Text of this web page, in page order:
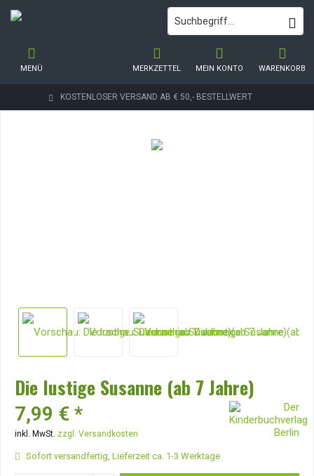
KOSTENLOSER VERSAND AB € 50,- BESTELLWERT
WARENKORB
MERKZETTEL MEIN KONTO
MENÜ
Die lustige Susanne (ab 7 Jahre)
7,99 € *
inkl. MwSt. zzgl. Versandkosten
Sofort versandfertig, Lieferzeit ca. 1-3 Werktage